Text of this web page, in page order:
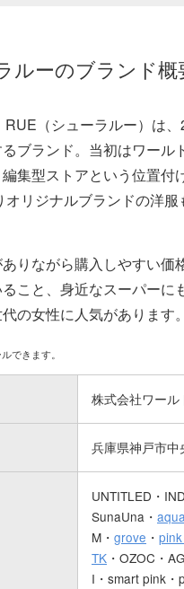
ルーのブランド概
（シューラルー）は
ブランド。当初はワール
集型ストアという位置付
オリジナルブランドの洋服
ありながら購入しやすい価
こと、身近なスーパーに
の女性に人気があります。
株式会社ワール
兵庫県神戸市
UNTITLED・
SunaUna・
M・ grove ・
TK ・OZOC・
I・smart pink・